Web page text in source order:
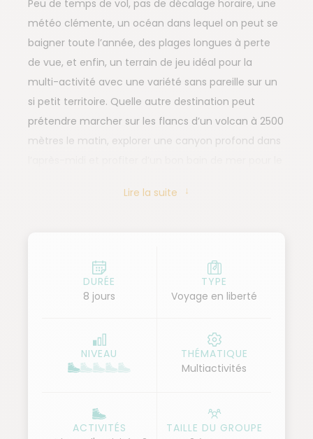
Peu de temps de vol, pas de décalage horaire, une
météo clémente, un océan dans lequel on peut se
baigner toute l’année, des plages longues à perte
de vue, et enfin, un terrain de jeu idéal pour la
multi-activité avec une variété sans pareille sur un
si petit territoire. Quelle autre destination peut
prétendre marcher sur les flancs d’un volcan à 2500
mètres le matin, explorer une canyon profond dans
que vous pouvez profiter de cette ambiance
Lire la suite
DURÉE
8 jours
TYPE
Voyage en liberté
NIVEAU
THÉMATIQUE
Multiactivités
ACTIVITÉS
TAILLE DU GROUPE